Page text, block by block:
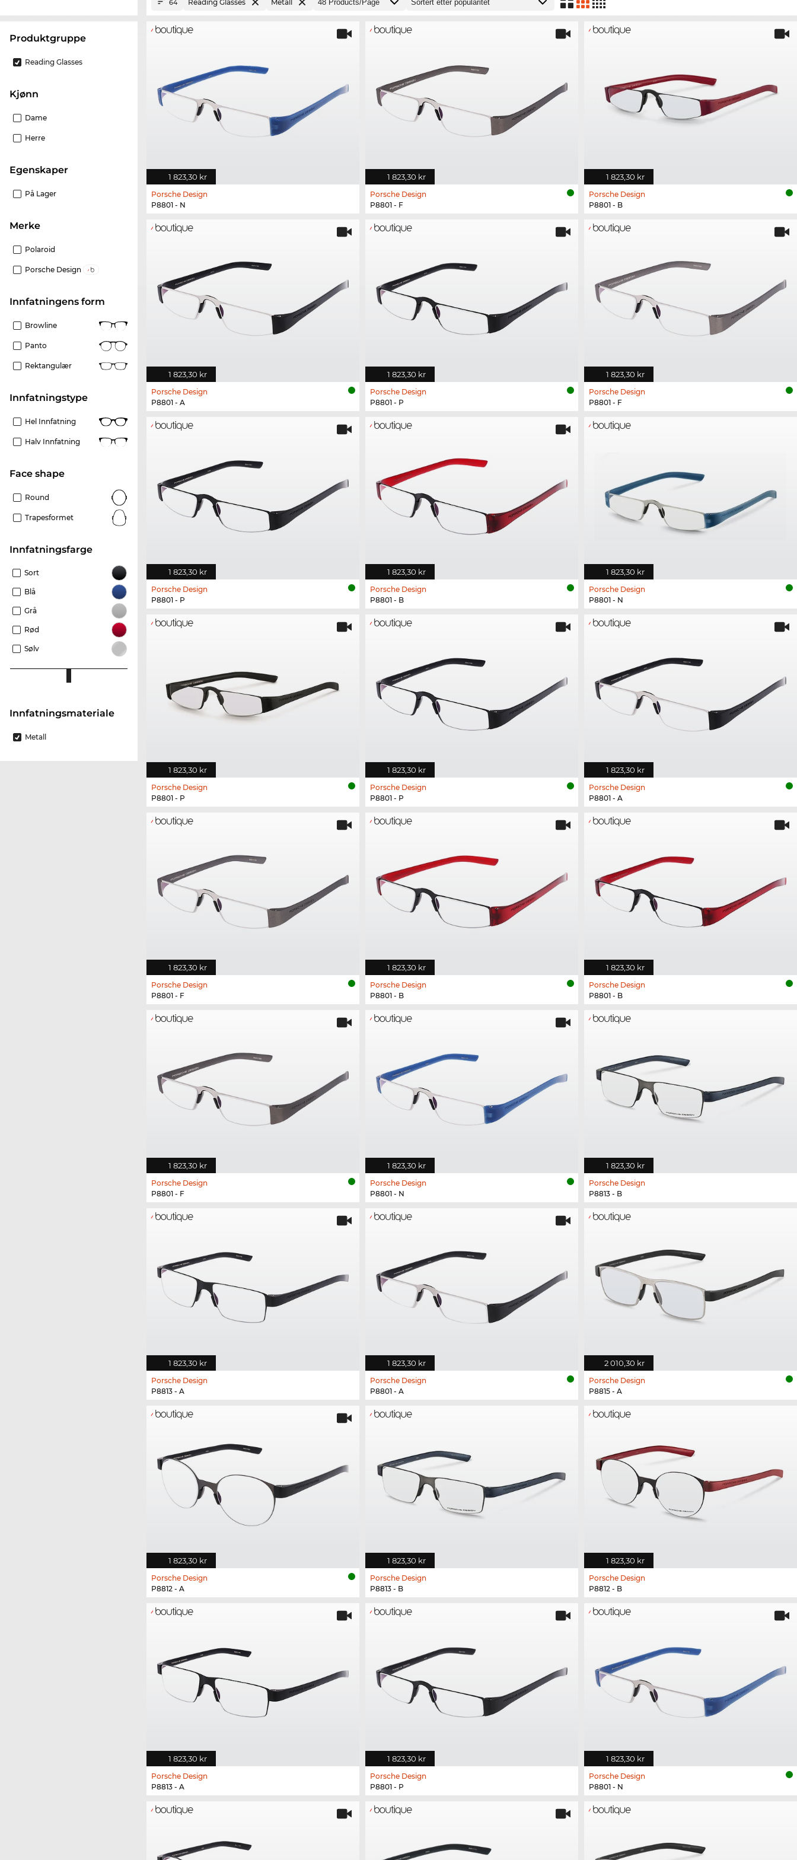
Produktgruppe
Reading Glasses
Kjønn
Dame
Herre
Egenskaper
På Lager
merke
Polaroid
Porsche Design
Innfatningens form
Browline
Panto
Rektangulær
Innfatningstype
Hel Innfatning
Halv Innfatning
Face shape
Round
Trapesformet
Innfatningsfarge
Sort
Blå
Grå
Rød
Sølv
innfatningsmateriale
Metall
64 Reading Glasses Metall
1 823,30 kr
Porsche Design
P8801 - N
1 823,30 kr
Porsche Design
P8801 - F
1 823,30 kr
Porsche Design
P8801 - B
1 823,30 kr
Porsche Design
P8801 - A
1 823,30 kr
Porsche Design
P8801 - P
1 823,30 kr
Porsche Design
P8801 - F
1 823,30 kr
Porsche Design
P8801 - P
1 823,30 kr
Porsche Design
P8801 - B
1 823,30 kr
Porsche Design
P8801 - N
1 823,30 kr
Porsche Design
P8801 - P
1 823,30 kr
Porsche Design
P8801 - P
1 823,30 kr
Porsche Design
P8801 - A
1 823,30 kr
Porsche Design
P8801 - F
1 823,30 kr
Porsche Design
P8801 - B
1 823,30 kr
Porsche Design
P8801 - B
1 823,30 kr
Porsche Design
P8801 - F
1 823,30 kr
Porsche Design
P8801 - N
1 823,30 kr
Porsche Design
P8813 - B
1 823,30 kr
Porsche Design
P8813 - A
1 823,30 kr
Porsche Design
P8801 - A
2 010,30 kr
Porsche Design
P8815 - A
1 823,30 kr
Porsche Design
P8812 - A
1 823,30 kr
Porsche Design
P8813 - B
1 823,30 kr
Porsche Design
P8812 - B
1 823,30 kr
Porsche Design
P8813 - A
1 823,30 kr
Porsche Design
P8801 - P
1 823,30 kr
Porsche Design
P8801 - N